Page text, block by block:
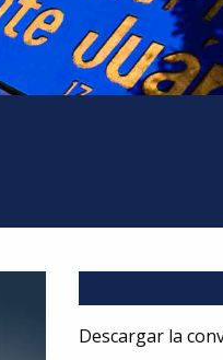
Descargar la